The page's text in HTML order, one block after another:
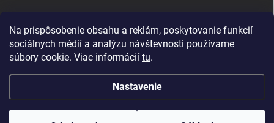
Na prispôsobenie obsahu a reklám, poskytovanie funkcií
sociálnych médií a analýzu návštevnosti používame
súbory cookie. Viac informácií tu.
Nastavenie
Good E-shops have logic. SALELOGICS
Copyright 2026Biopack. Všetky práva vyhradené.Upraviť nastavenie